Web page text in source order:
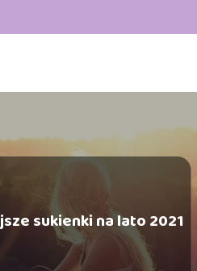
sukienki na lato 2021